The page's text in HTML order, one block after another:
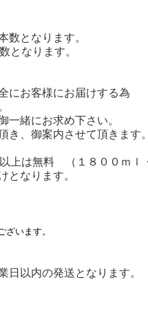
数となります。
となります。
にお客様にお届けする為
一緒にお求め下さい。
き、御案内させて頂きます。
は無料 （１８００ｍｌ・
となります。
います。
日以内の発送となります。